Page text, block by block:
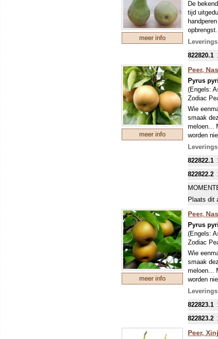
meer info
De
tijd
822820.1
meer info
Peer,
Pyrus
(Engels:
Zodiac
Wie
smaak
meloen...
worden
De witte
anders
vruchten
822822.1
822822.2
Plaats dit
meer info
Peer,
Pyrus
(Engels:
Zodiac
Wie
smaak
meloen...
worden
De witte
anders
niet zo
822823.1
822823.2
Peer,